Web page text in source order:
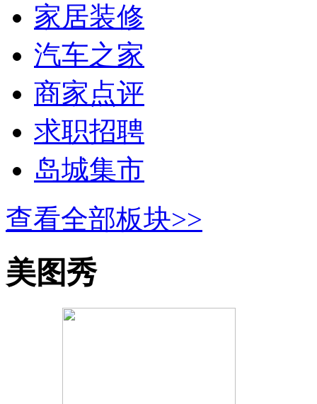
家居装修
汽车之家
商家点评
求职招聘
岛城集市
查看全部板块>>
美图秀